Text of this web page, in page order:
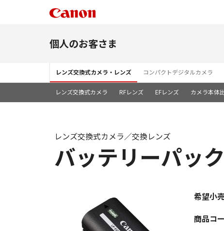
個人のお客さま
レンズ交換式カメラ・レンズ コンパクトデジタルカメラ
レンズ交換式カメラ RFレンズ EFレンズ カメラ本体
バッテリーパッ
レンズ交換式カメラ／交換レンズ
希望小
商品コ